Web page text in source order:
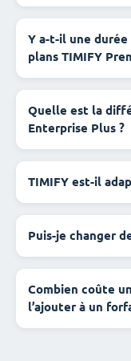
Y a-t-il une
plans TIMIFY
Quelle est la
Enterprise Plus ?
TIMIFY est-il
Puis-je changer
Combien coûte
l’ajouter à un